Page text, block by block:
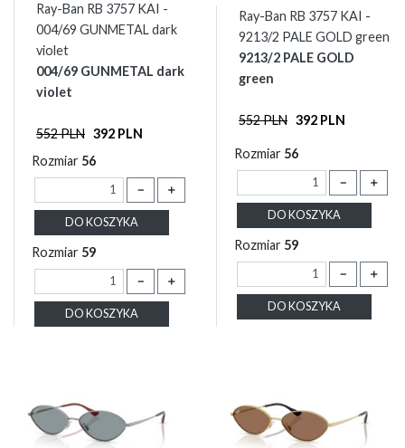
Ray-Ban RB 3757 KAI -
004/69 GUNMETAL dark
violet
004/69 GUNMETAL dark
violet
552 PLN 392 PLN
Rozmiar 56
－ ＋
DO KOSZYKA
Rozmiar 59
－ ＋
DO KOSZYKA
Ray-Ban RB 3757 KAI -
9213/2 PALE GOLD green
9213/2 PALE GOLD
green
552 PLN 392 PLN
Rozmiar 56
－ ＋
DO KOSZYKA
Rozmiar 59
－ ＋
DO KOSZYKA